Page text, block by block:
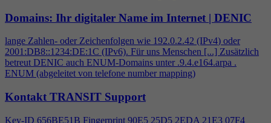
Domains: Ihr digitaler Name im Internet | DENIC
lange Zahlen- oder Zeichenfolgen wie 192.0.2.42 (IPv4) oder
2001:DB8::1234:DE:1C (IPv6). Für uns Menschen [...] Zusätzlich
betreut DENIC auch ENUM-Domains unter .9.4.e164.arpa .
ENUM (abgeleitet von telefone number mapping)
Kontakt TRANSIT Support
Key-ID 656BE51B Fingerprint 90E5 25D5 2EDA 21E3 07F4